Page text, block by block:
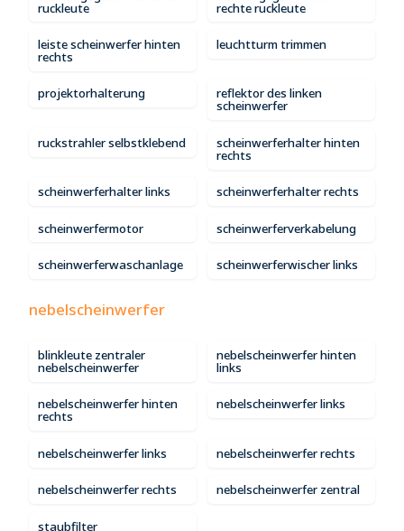
ruckleute rechte ruckleute
leiste scheinwerfer hinten
rechts
leuchtturm trimmen
projektorhalterung reflektor des linken
scheinwerfer
ruckstrahler selbstklebend scheinwerferhalter hinten
rechts
scheinwerferhalter links scheinwerferhalter rechts
scheinwerfermotor scheinwerferverkabelung
scheinwerferwaschanlage scheinwerferwischer links
nebelscheinwerfer
blinkleute zentraler
nebelscheinwerfer
nebelscheinwerfer hinten
links
nebelscheinwerfer hinten
rechts
nebelscheinwerfer links
nebelscheinwerfer links nebelscheinwerfer rechts
nebelscheinwerfer rechts nebelscheinwerfer zentral
staubfilter